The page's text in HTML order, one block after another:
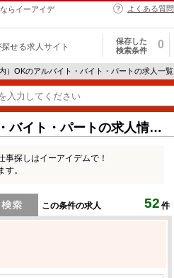
らイーアイデ
よくある質問
せる求人サイト
保存した
検索条件
0
）OKのアルバイト・バイト・パートの求人一覧
バイト・パートの求人情報
探しはイーアイデムで！
。
この条件の求人 52 件